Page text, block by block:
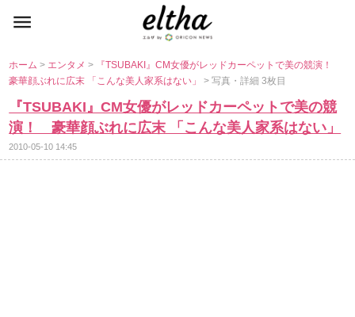
ホーム> エンタメ>
『TSUBAKI』CM女優がレッドカーペットで美の競演！
豪華顔ぶれに広末 「こんな美人家系はない」> 写真・詳細 3枚目
『TSUBAKI』CM女優がレッドカーペットで美の競
演！ 豪華顔ぶれに広末 「こんな美人家系はない」
2010-05-10 14:45